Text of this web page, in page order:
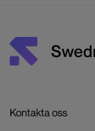
Kontakta oss